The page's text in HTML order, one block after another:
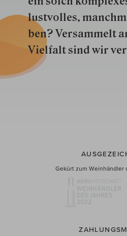
lustvolles,
ben? Versammelt
Vielfalt sind wir
Gekürt zum Weinhändler